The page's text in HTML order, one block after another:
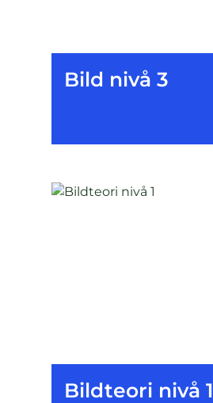
Bild nivå 3
Bildteori nivå 1